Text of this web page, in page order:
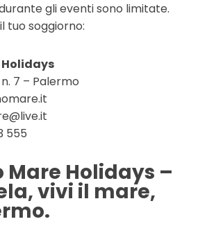
gli eventi sono limitate.
tuo soggiorno:
7 – Palermo
555
Mare Holidays –
vivi il mare,